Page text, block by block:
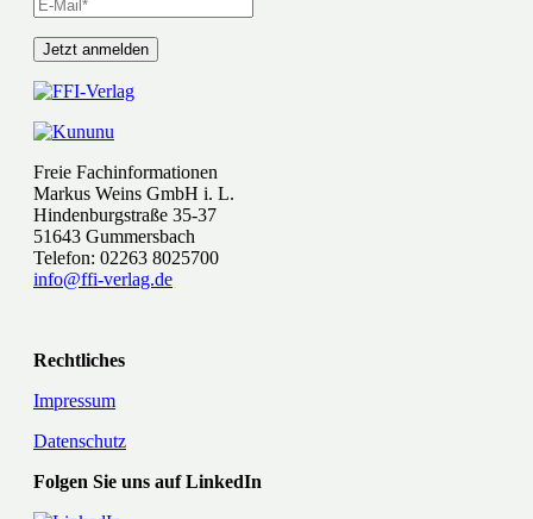
Freie Fachinformationen
Markus Weins GmbH i. L.
Hindenburgstraße 35-37
51643 Gummersbach
Telefon: 02263 8025700
info@ffi-verlag.de
Rechtliches
Impressum
Datenschutz
Folgen Sie uns auf LinkedIn